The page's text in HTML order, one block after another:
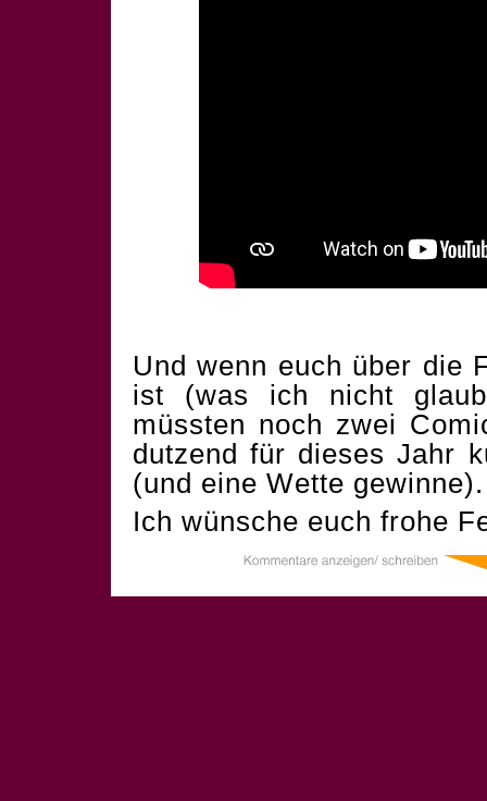
Und wenn euch über die
ist (was ich nicht
müssten noch zwei
dutzend für dieses Jahr
(und eine Wette
Ich wünsche euch frohe